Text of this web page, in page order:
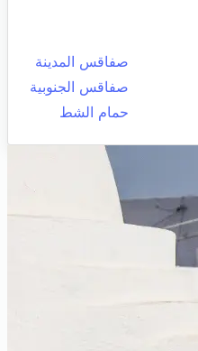
صفاقس المدينة
صفاقس الجنوبية
حمام الشط